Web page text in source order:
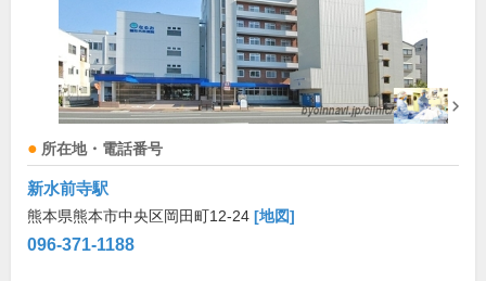
所在地・電話番号
新水前寺駅
熊本県熊本市中央区岡田町12-24 [地図]
096-371-1188